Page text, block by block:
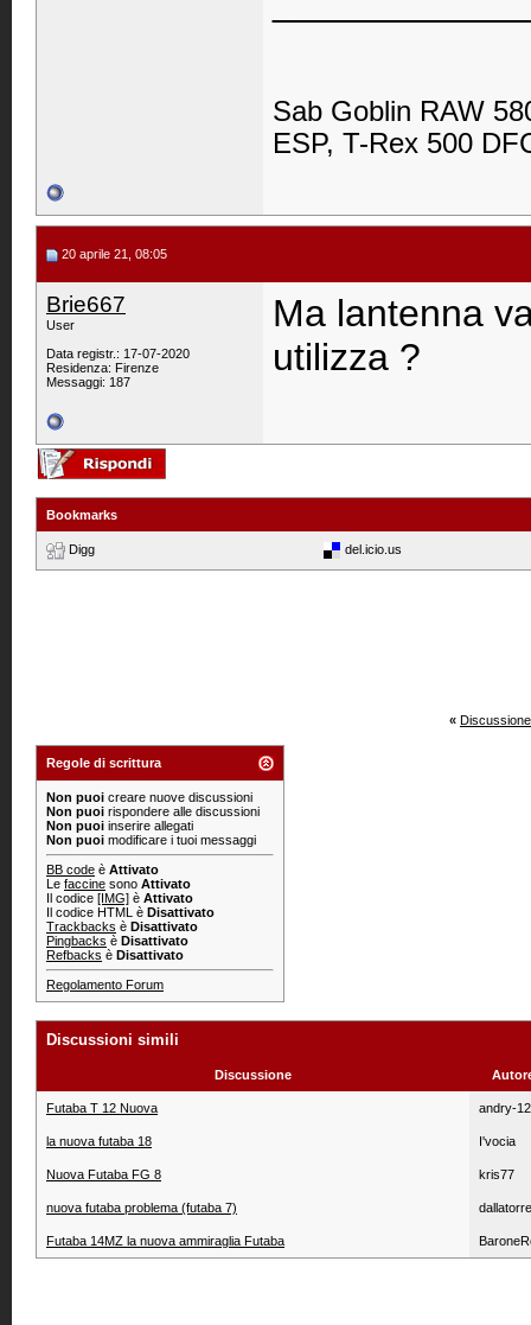
Sab Goblin RAW
ESP, T-Rex 500
20 aprile 21, 08:05
Brie667
User
Data registr.: 17-07-2020
Residenza: Firenze
Messaggi: 187
Ma lantenna
utilizza ?
Bookmarks
Digg del.icio.us
«
Regole di scrittura
Non puoi creare nuove discussioni
Non puoi rispondere alle discussioni
Non puoi inserire allegati
Non puoi modificare i tuoi messaggi
BB code è Attivato
Le faccine sono Attivato
Il codice [IMG] è Attivato
Il codice HTML è Disattivato
Trackbacks è Disattivato
Pingbacks è Disattivato
Refbacks è Disattivato
Regolamento Forum
Discussioni simili
Discussione
Futaba T 12 Nuova andry-
la nuova futaba 18 I'vocia
Nuova Futaba FG 8 kris77
nuova futaba problema (futaba 7)
Futaba 14MZ la nuova ammiraglia Futaba